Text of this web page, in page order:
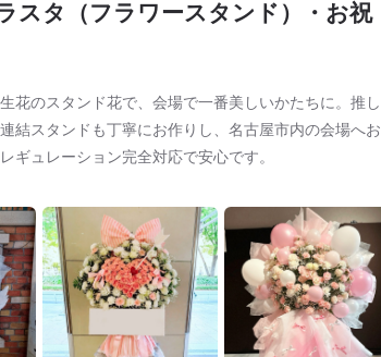
スタ（フラワースタンド）・お祝
花のスタンド花で、会場で一番美しいかたちに。推し
結スタンドも丁寧にお作りし、名古屋市内の会場へお
ギュレーション完全対応で安心です。